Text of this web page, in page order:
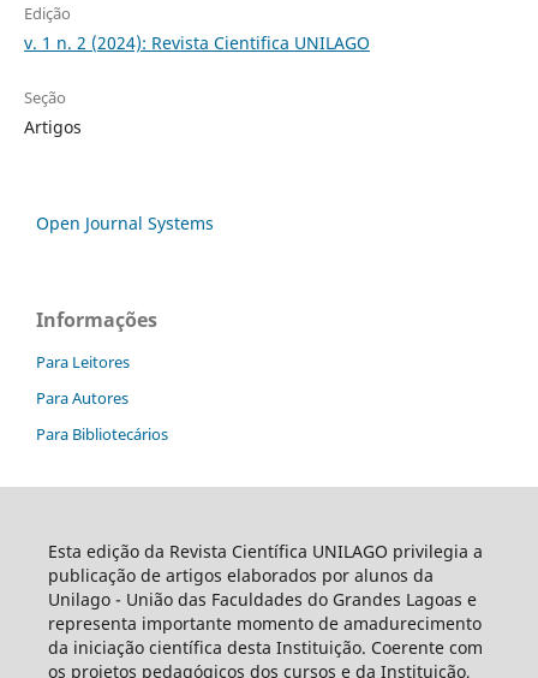
Edição
v. 1 n. 2 (2024): Revista Cientifica UNILAGO
Seção
Artigos
Open Journal Systems
Informações
Para Leitores
Para Autores
Para Bibliotecários
Esta edição da Revista Científica UNILAGO privilegia a
publicação de artigos elaborados por alunos da
Unilago - União das Faculdades do Grandes Lagoas e
representa importante momento de amadurecimento
da iniciação científica desta Instituição. Coerente com
os projetos pedagógicos dos cursos e da Instituição,